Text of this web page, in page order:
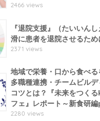
2466 views
『退院支援』（たいいん
滑に患者を退院させるため
2371 views
地域で栄養・口から食べる
多職種連携・チームビル
コツとは？『未来をつく
フェ』レポート～新食研編
2280 views